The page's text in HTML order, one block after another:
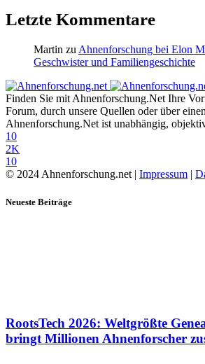
Letzte Kommentare
Martin zu Ahnenforschung bei Elon
Geschwister und Familiengeschichte
Finden Sie mit Ahnenforschung.Net Ihre
Forum, durch unsere Quellen oder über
Ahnenforschung.Net ist unabhängig,
10
2K
10
© 2024 Ahnenforschung.net | Impressum |
Neueste Beiträge
RootsTech 2026: Weltgrößte
bringt Millionen Ahnenforscher